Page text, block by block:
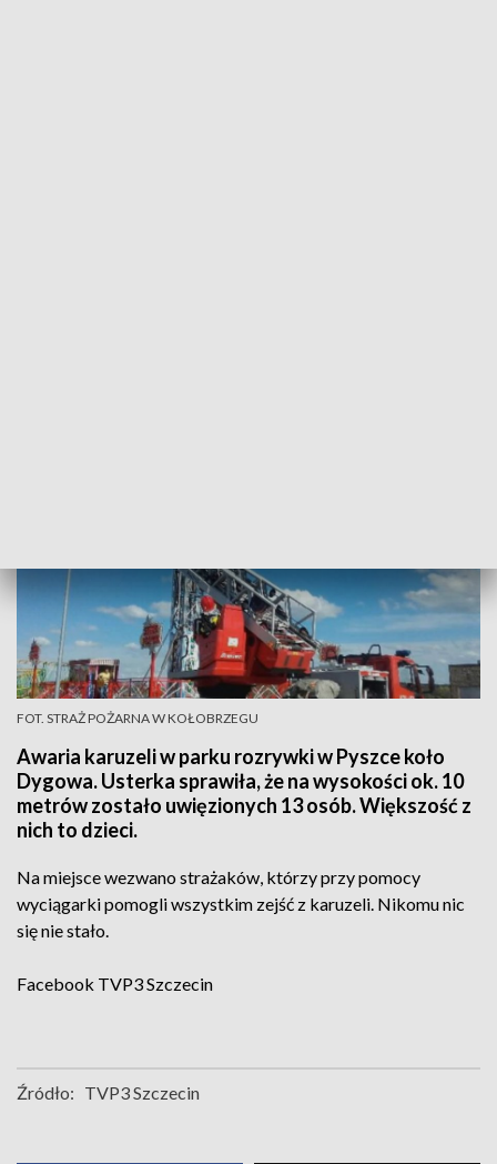
FOT. STRAŻ POŻARNA W KOŁOBRZEGU
Awaria karuzeli w parku rozrywki w Pyszce koło
Dygowa. Usterka sprawiła, że na wysokości ok. 10
metrów zostało uwięzionych 13 osób. Większość z
nich to dzieci.
Na miejsce wezwano strażaków, którzy przy pomocy
wyciągarki pomogli wszystkim zejść z karuzeli. Nikomu nic
się nie stało.
Facebook TVP3 Szczecin
Źródło: TVP3 Szczecin